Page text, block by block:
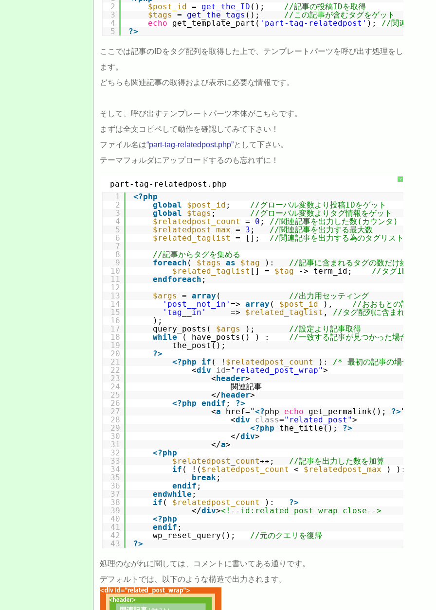
2
3
4
5
$post_id = get_the_ID (); //記事の投稿IDを取得
$tags
= get_the_tags (); //この記事が含むタグをゲット
echo
get_template_part( 'part-tag-relatedpost' ); //関連記事呼び
?>
ここでは記事のIDをタグ配列を取得した上で、テンプレートパーツを呼び出す処理をし
ます。
どちらも関連記事の取得および表示に必要な情報です。
そして、呼び出すテンプレートパーツ本体がこちらです。
まずは全文コピペして動作を確認してみて下さい！
ファイル名は“part-tag-relatedpost.php”として下さい。
テーマフォルダにアップロードするのも忘れずに！
?
part-tag-relatedpost.php
1
2
3
4
5
6
7
8
9
10
11
12
13
14
15
16
17
18
19
20
21
22
23
24
25
26
27
28
29
30
31
32
33
34
35
36
37
38
39
40
41
42
43
<?php
global
$post_id ; //グローバル変数より投稿IDをゲット
global
$tags ; //グローバル変数よりタグ情報をゲット
$relatedpost_count
= 0 ; //関連記事を出力した数(カウンタ)
$relatedpost_max = 3 ; //関連記事を出力する最大数
$related_taglist
= []; //関連記事を出力する為のタグリスト
//記事からタグを集める
foreach ( $tags as $tag ): //記事に含まれるタグの数だけ繰り返し
$related_taglist [] = $tag -> term_id; //タグIDをリスト
endforeach ;
$args
= array ( //出力用セッティング
'post__not_in' => array ( $post_id ), //おおもとの記事は除
'tag__in'
=> $related_taglist , //タグ配列に含まれるタグに
);
query_posts( $args ); //設定より記事取得
while
( have_posts() ) : //一致する記事が見つかった場合繰り返す
the_post();
?>
<?php if ( ! $relatedpost_count ): /* 最初の記事の場合、ヘッ
<div id="related_post_wrap">
<header>
関連記事
</header>
<?php endif ; ?>
<a href="<?php echo get_permalink(); ?>"
<div class="related_post">
<?php the_title(); ?>
</div>
</a>
<?php
$relatedpost_count++; //記事を出力した数を加算
if ( !( $relatedpost_count < $relatedpost_max ) ):
break
endif ;
endwhile ;
if ( $relatedpost_count ): ?>
</div><!--id:related_post_wrap close-->
<?php
endif ;
wp_reset_query(); //元のクエリを復帰
?>
処理のながれに関しては、コメントに書いてある通りです。
デフォルトでは、以下のような構造で出力されます。